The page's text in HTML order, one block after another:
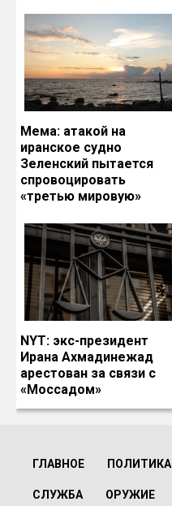
Мема: атакой на
иранское судно
Зеленский пытается
спровоцировать
«третью мировую»
NYT: экс-президент
Ирана Ахмадинежад
арестован за связи с
«Моссадом»
ГЛАВНОЕ ПОЛИТИКА
СЛУЖБА ОРУЖИЕ